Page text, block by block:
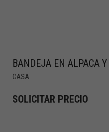
BANDEJA EN ALPACA
CASA
SOLICITAR PRECIO